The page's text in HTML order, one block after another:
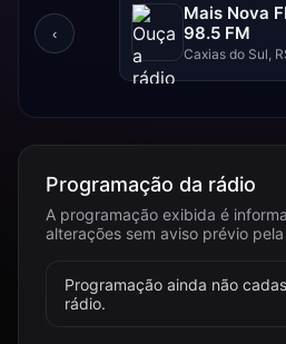
‹
Mais Nova
98.5 FM
Caxias do Sul,
Programação da rádio
A programação exibida é
alterações sem aviso prévio pela
Programação ainda não
rádio.